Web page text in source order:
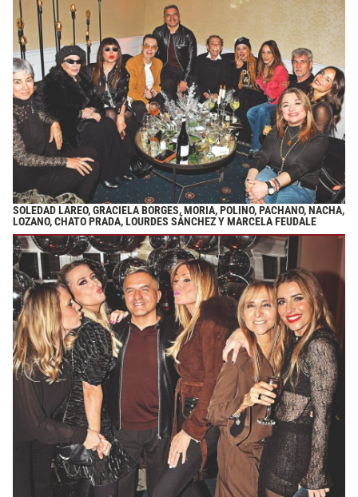
SOLEDAD LAREO, GRACIELA BORGES, MORIA, POLINO, PACHANO, NACHA,
LOZANO, CHATO PRADA, LOURDES SÁNCHEZ Y MARCELA FEUDALE